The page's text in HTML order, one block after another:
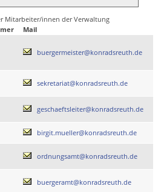
Mitarbeiter/innen der Verwaltung
Mail
buergermeister@konradsreuth.de
sekretariat@konradsreuth.de
geschaeftsleiter@konradsreuth.de
birgit.mueller@konradsreuth.de
ordnungsamt@konradsreuth.de
buergeramt@konradsreuth.de